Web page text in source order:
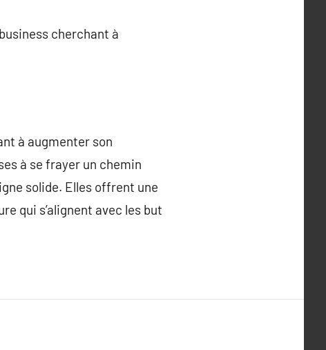
cherchant à
à augmenter son
à se frayer un chemin
solide. Elles offrent une
qui s’alignent avec les but